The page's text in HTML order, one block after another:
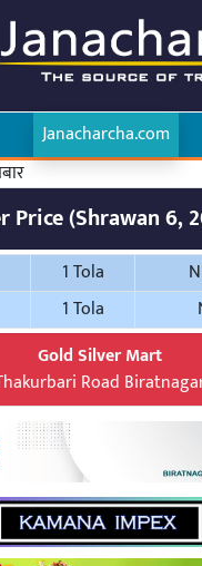
Janacharcha.com
Price (Shrawan 6,
1 Tola
1 Tola
Gold Silver Mart
Road